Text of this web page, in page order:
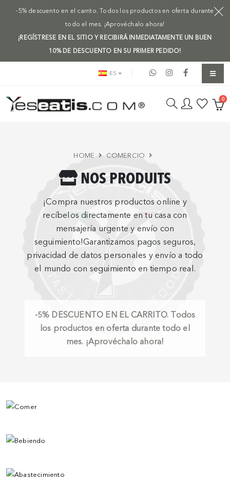
-5% descuento en el carrito. Todos los productos en oferta durante
todo el mes. ¡Aprovéchalo ahora!
¡REGÍSTRESE EN EL SITIO Y RECIBIRÁ INMEDIATAMENTE UN BUEN
10% DE DESCUENTO EN SU PRIMER PEDIDO!
ES
0
NOS PRODUITS
¡Compra nuestros productos online y
recíbelos directamente en tu casa con
mensajería urgente y envío con
seguimiento!Garantizamos pagos seguros,
privacidad de datos personales y envío a todo
el mundo con seguimiento en tiempo real.
-5% DESCUENTO EN EL CARRITO. Todos
los productos en oferta durante todo el
mes. ¡Aprovéchalo ahora!
HOME COMERCIO